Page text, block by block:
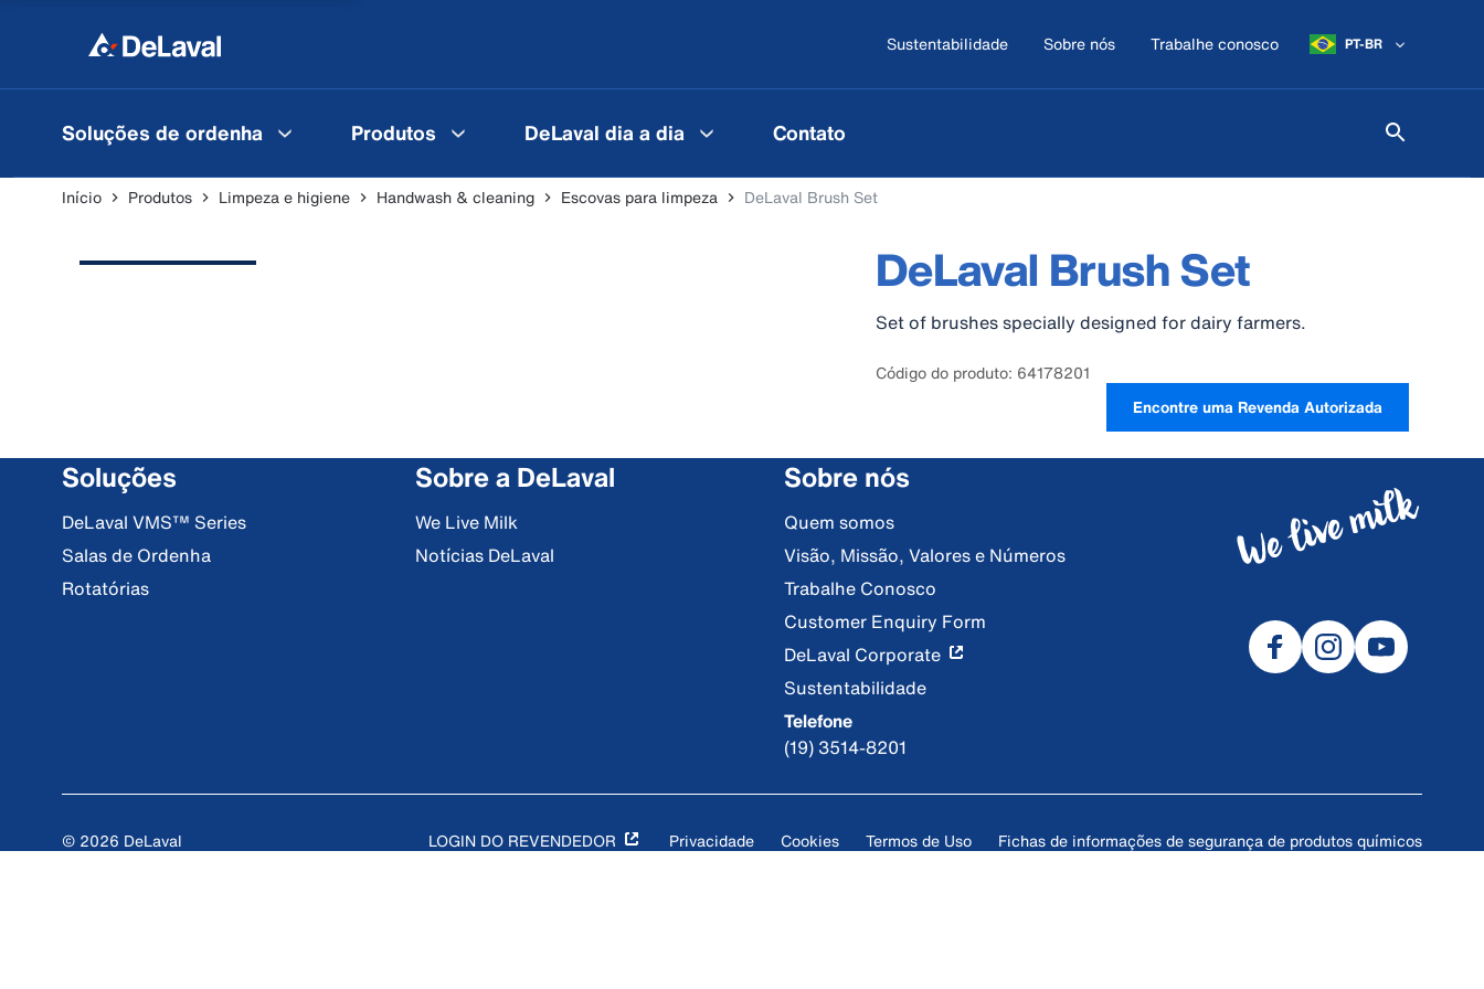
Sustentabilidade Sobre nós Trabalhe conosco PT-BR
Soluções de ordenha Produtos DeLaval dia a dia Contato
Início Produtos Limpeza e higiene Handwash & cleaning Escovas para limpeza DeLaval Brush Set
DeLaval Brush Set
Set of brushes specially designed for dairy farmers.
Código do produto: 64178201
Encontre uma Revenda Autorizada
Soluções
DeLaval VMS™ Series
Salas de Ordenha
Rotatórias
Sobre a DeLaval
We Live Milk
Notícias DeLaval
Sobre nós
Quem somos
Visão, Missão, Valores e Números
Trabalhe Conosco
Customer Enquiry Form
DeLaval Corporate
Sustentabilidade
Telefone
(19) 3514-8201
© 2026 DeLaval LOGIN DO REVENDEDOR Privacidade Cookies Termos de Uso Fichas de informações de segurança de produtos químicos